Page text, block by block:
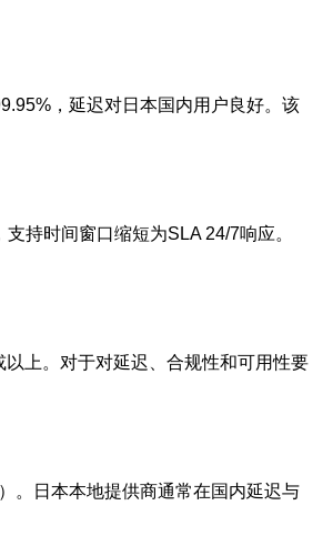
，延迟对日本国内用户良好。该
持时间窗口缩短为SLA 24/7响应。
上。对于对延迟、合规性和可用性要
。日本本地提供商通常在国内延迟与